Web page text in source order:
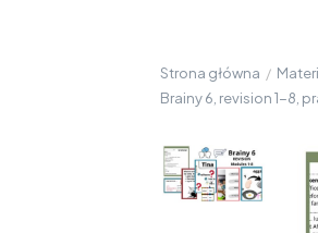
Strona główna /
Brainy 6, revision 1-8,